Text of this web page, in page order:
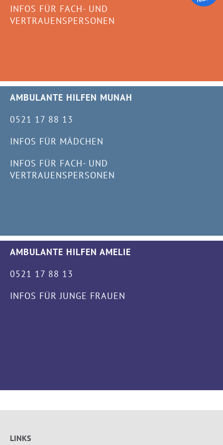
INFOS FÜR FACH- UND
VERTRAUENSPERSONEN
AMBULANTE HILFEN MUNAH
0521 17 88 13
INFOS FÜR MÄDCHEN
INFOS FÜR FACH- UND
VERTRAUENSPERSONEN
AMBULANTE HILFEN AMELIE
0521 17 88 13
INFOS FÜR JUNGE FRAUEN
LINKS